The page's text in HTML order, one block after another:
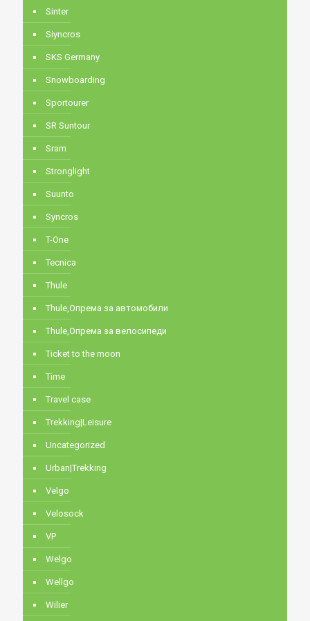
Sinter
Siyncros
SKS Germany
Snowboarding
Sportourer
SR Suntour
Sram
Stronglight
Suunto
Syncros
T-One
Tecnica
Thule
Thule,Опрема за автомобили
Thule,Опрема за велосипеди
Ticket to the moon
Time
Travel case
Trekking|Leisure
Uncategorized
Urban|Trekking
Velgo
Velosock
VP
Welgo
Wellgo
Wilier